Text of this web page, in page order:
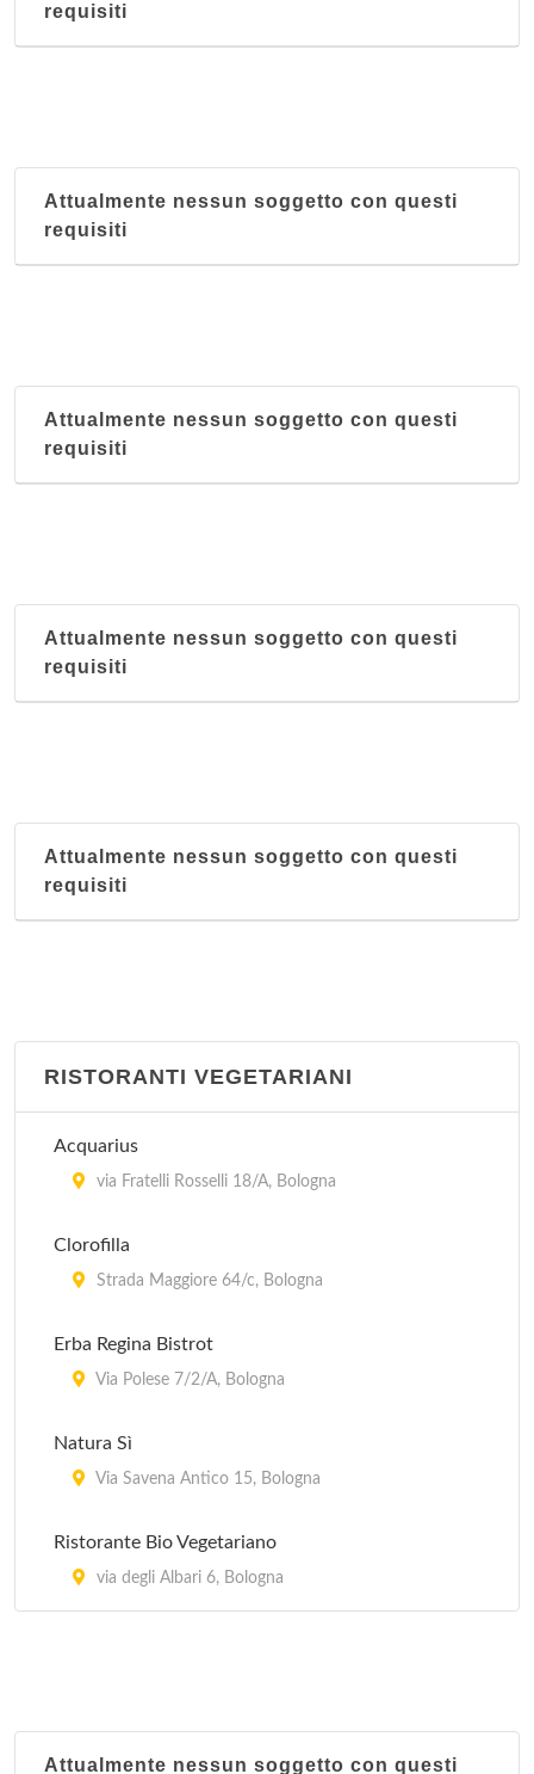
requisiti
Attualmente nessun soggetto con questi
requisiti
Attualmente nessun soggetto con questi
requisiti
Attualmente nessun soggetto con questi
requisiti
Attualmente nessun soggetto con questi
requisiti
RISTORANTI VEGETARIANI
Acquarius
via Fratelli Rosselli 18/A, Bologna
Clorofilla
Strada Maggiore 64/c, Bologna
Erba Regina Bistrot
Via Polese 7/2/A, Bologna
Natura Sì
Via Savena Antico 15, Bologna
Ristorante Bio Vegetariano
via degli Albari 6, Bologna
Attualmente nessun soggetto con questi